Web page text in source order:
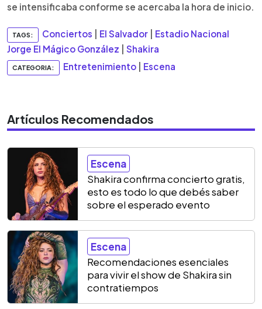
se intensificaba conforme se acercaba la hora de inicio.
TAGS: Conciertos El Salvador
Estadio Nacional
Jorge El Mágico González
Shakira
CATEGORIA: Entretenimiento Escena
Artículos Recomendados
Escena
Shakira confirma concierto gratis,
esto es todo lo que debés saber
sobre el esperado evento
Escena
Recomendaciones esenciales
para vivir el show de Shakira sin
contratiempos